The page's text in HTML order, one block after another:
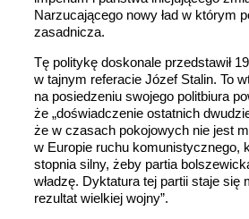
Narzucającego nowy ład w którym
zasadnicza.
Tę politykę doskonale przedstawił
w tajnym referacie Józef Stalin. To
na posiedzeniu swojego politbiura
że „doświadczenie ostatnich
że w czasach pokojowych nie jest
w Europie ruchu komunistycznego,
stopnia silny, żeby partia
władzę. Dyktatura tej partii staje się
rezultat wielkiej wojny”.